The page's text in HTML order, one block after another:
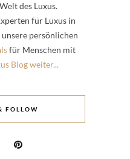
des Luxus.
für Luxus in
persönlichen
für Menschen mit
Blog weiter...
FOLLOW